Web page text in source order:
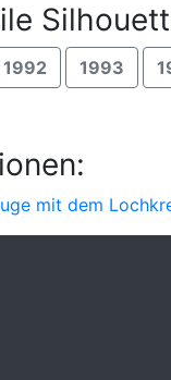
1992 1993
mit dem